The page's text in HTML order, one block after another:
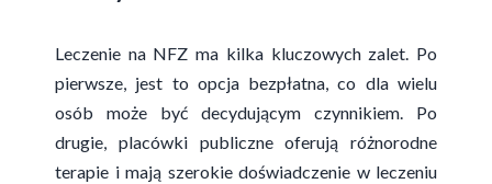
Leczenie na NFZ ma kilka kluczowych zalet. Po
pierwsze, jest to opcja bezpłatna, co dla wielu
osób może być decydującym czynnikiem. Po
drugie, placówki publiczne oferują różnorodne
terapie i mają szerokie doświadczenie w leczeniu